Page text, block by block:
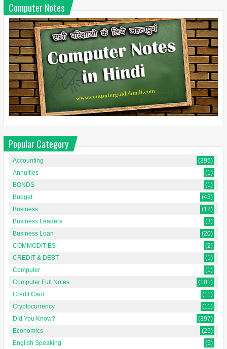
Computer Notes
Popular Category
Accounting
(395)
Annuities
(1)
BONDS
(1)
Budget
(43)
Business
(12)
Business Leaders
(3)
Business Loan
(20)
COMMODITIES
(2)
CREDIT & DEBT
(1)
Computer
(1)
Computer Full Notes
(101)
Credit Card
(11)
Cryptocurrency
(11)
Did You Know?
(397)
Economics
(25)
English Speaking
(5)